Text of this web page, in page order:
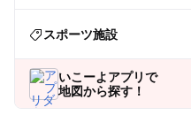
スポーツ施設
いこーよアプリで
地図から探す！